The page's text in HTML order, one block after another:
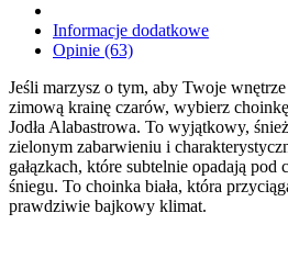
Informacje dodatkowe
Opinie (63)
Jeśli marzysz o tym, aby Twoje
zimową krainę czarów, wybierz
Jodła Alabastrowa. To wyjątkowy,
zielonym zabarwieniu i
gałązkach, które subtelnie opadają pod
śniegu. To choinka biała, która
prawdziwie bajkowy klimat.